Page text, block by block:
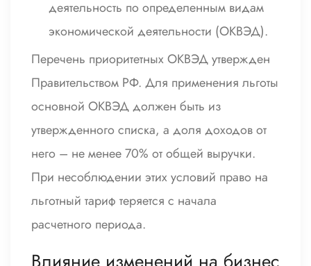
деятельность по определенным видам
экономической деятельности (ОКВЭД).
Перечень приоритетных ОКВЭД утвержден
Правительством РФ. Для применения льготы
основной ОКВЭД должен быть из
утвержденного списка, а доля доходов от
него – не менее 70% от общей выручки.
При несоблюдении этих условий право на
льготный тариф теряется с начала
расчетного периода.